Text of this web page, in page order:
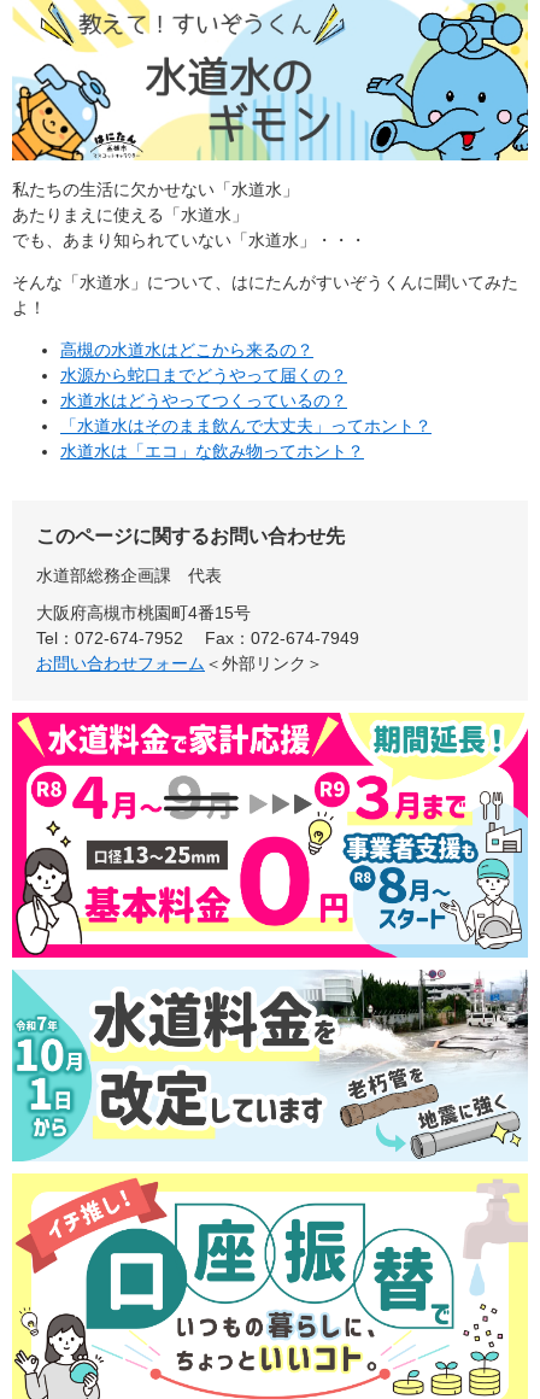
​​私たちの生活に欠かせない「水道水」
あたりまえに使える「水道水」
でも、あまり知られていない「水道水」・・・
そんな「水道水」について、はにたんがすいぞうくんに聞いてみた
よ！
高槻の水道水はどこから来るの？
水源から蛇口までどうやって届くの？
水道水はどうやってつくっているの？
「水道水はそのまま飲んで大丈夫」ってホント？
水道水は「エコ」な飲み物ってホント？
このページに関するお問い合わせ先
水道部総務企画課
代表
大阪府高槻市桃園町4番15号
Tel：072-674-7952
Fax：072-674-7949
お問い合わせフォーム ＜外部リンク＞